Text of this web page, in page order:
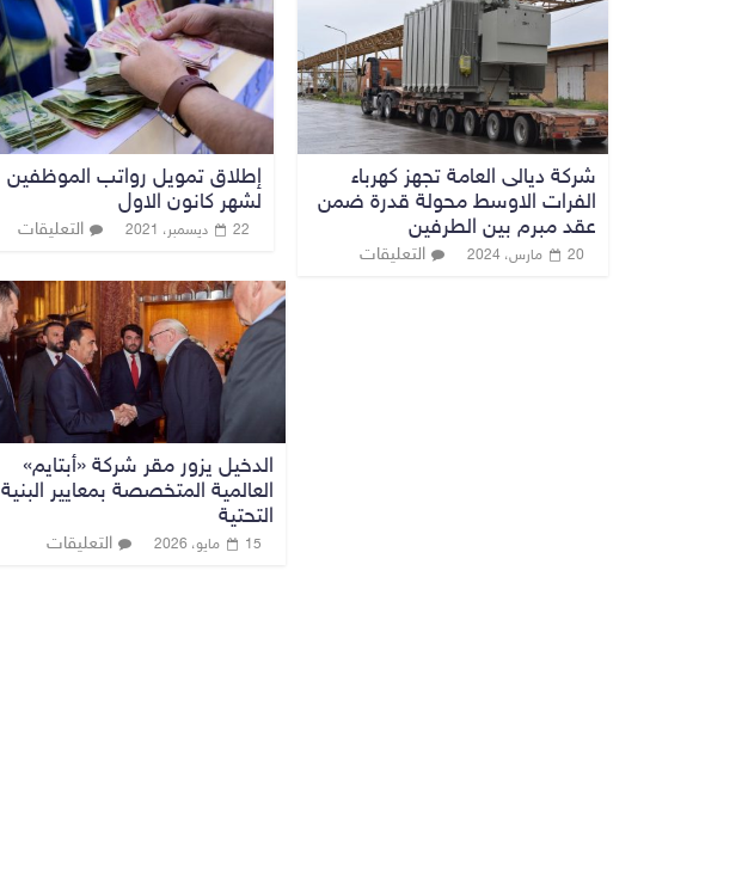
شركة ديالى العامة تجهز كهرباء
الفرات الاوسط محولة قدرة ضمن
عقد مبرم بين الطرفين
20 مارس، 2024 التعليقات
إطلاق تمويل رواتب الموظفين
لشهر كانون الاول
22 ديسمبر، 2021 التعليقات
الدخيل يزور مقر شركة «أبتايم»
العالمية المتخصصة بمعايير البنية
التحتية
15 مايو، 2026 التعليقات